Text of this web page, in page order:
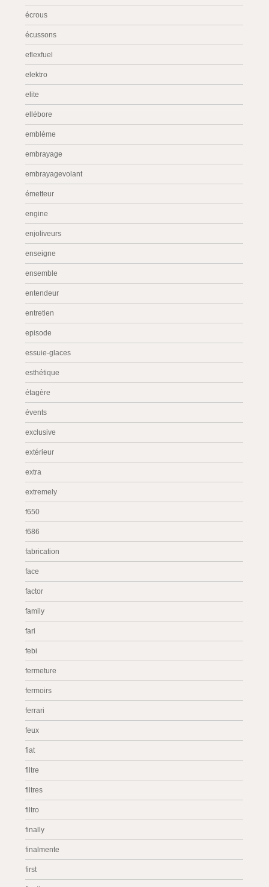
écrous
écussons
eflexfuel
elektro
elite
ellébore
emblème
embrayage
embrayagevolant
émetteur
engine
enjoliveurs
enseigne
ensemble
entendeur
entretien
episode
essuie-glaces
esthétique
étagère
évents
exclusive
extérieur
extra
extremely
f650
f686
fabrication
face
factor
family
fari
febi
fermeture
fermoirs
ferrari
feux
fiat
filtre
filtres
filtro
finally
finalmente
first